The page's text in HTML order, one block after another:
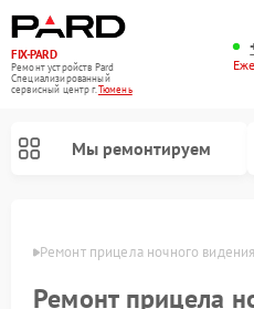
FIX-PARD
Ремонт устройств Pard
Специализированный
cервисный центр г.Тюмень
Мы ремонтируем
Ремонт прицела ночного
Ремонт прицела